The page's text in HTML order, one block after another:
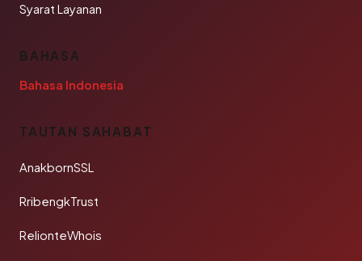
Syarat Layanan
BAHASA
Bahasa Indonesia
TAUTAN SAHABAT
AnakbornSSL
RribengkTrust
RelionteWhois